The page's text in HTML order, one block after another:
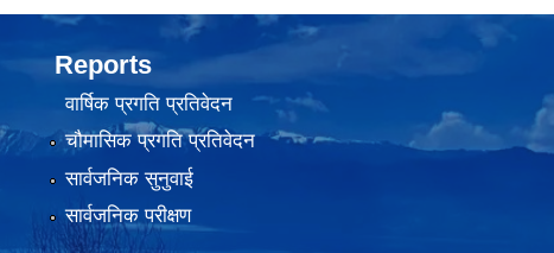
Reports
वार्षिक प्रगति प्रतिवेदन
चौमासिक प्रगति प्रतिवेदन
सार्वजनिक सुनुवाई
सार्वजनिक परीक्षण